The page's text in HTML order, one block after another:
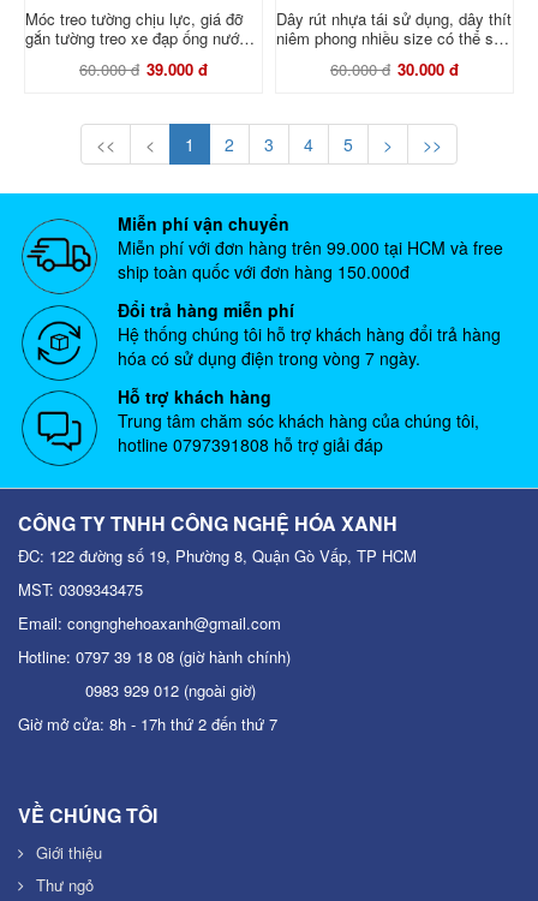
Móc treo tường chịu lực, giá đỡ
gắn tường treo xe đạp ống nước
60.000 đ 39.000 đ
Dây rút nhựa tái sử dụng, dây thít
niêm phong nhiều size có thể sử
60.000 đ 30.000 đ
<< < 1 2 3 4 5 > >>
Miễn phí vận chuyển
Miễn phí với đơn hàng trên 99.000 tại HCM và free
ship toàn quốc với đơn hàng 150.000đ
Đổi trả hàng miễn phí
Hệ thống chúng tôi hỗ trợ khách hàng đổi trả hàng
hóa có sử dụng điện trong vòng 7 ngày.
Hỗ trợ khách hàng
Trung tâm chăm sóc khách hàng của chúng tôi,
hotline 0797391808 hỗ trợ giải đáp
CÔNG TY TNHH CÔNG NGHỆ HÓA XANH
ĐC: 122 đường số 19, Phường 8, Quận Gò Vấp, TP HCM
MST: 0309343475
Email: congnghehoaxanh@gmail.com
Hotline: 0797 39 18 08 (giờ hành chính)
0983 929 012 (ngoài giờ)
Giờ mở cửa: 8h - 17h thứ 2 đến thứ 7
VỀ CHÚNG TÔI
Giới thiệu
Thư ngỏ